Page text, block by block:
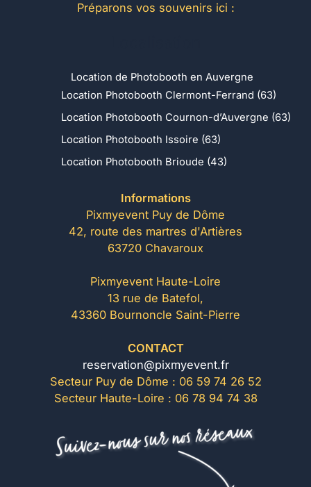
Préparons vos souvenirs ici :
Location de Photobooth en Auvergne
Location Photobooth Clermont-Ferrand (63)
Location Photobooth Cournon-d’Auvergne (63)
Location Photobooth Issoire (63)
Location Photobooth Brioude (43)
Informations
Pixmyevent Puy de Dôme
42, route des martres d'Artières
63720 Chavaroux
Pixmyevent Haute-Loire
13 rue de Batefol,
43360 Bournoncle Saint-Pierre
CONTACT
reservation@pixmyevent.fr
Secteur Puy de Dôme : 06 59 74 26 52
Secteur Haute-Loire : 06 78 94 74 38